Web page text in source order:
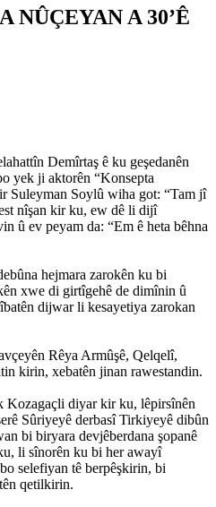
NÛÇEYAN A 30’Ê
Demîrtaş ê ku geşedanên
yek ji aktorên “Konsepta
Suleyman Soylû wiha got: “Tam jî
nîşan kir ku, ew dê li dijî
û ev peyam da: “Em ê heta bêhna
hejmara zarokên ku bi
xwe di girtîgehê de dimînin û
dijwar li kesayetiya zarokan
Rêya Armûşê, Qelqelî,
kirin, xebatên jinan rawestandin.
Kozagaçli diyar kir ku, lêpirsînên
Sûriyeyê derbasî Tirkiyeyê dibûn
bi biryara devjêberdana şopanê
li sînorên ku bi her awayî
selefiyan tê berpêşkirin, bi
qetilkirin.